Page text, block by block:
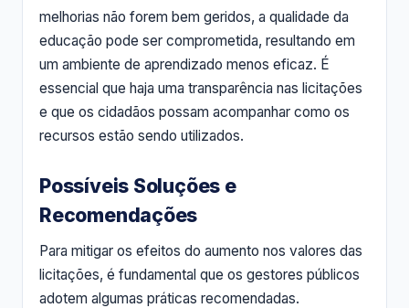
melhorias não forem bem geridos, a qualidade da
educação pode ser comprometida, resultando em
um ambiente de aprendizado menos eficaz. É
essencial que haja uma transparência nas licitações
e que os cidadãos possam acompanhar como os
recursos estão sendo utilizados.
Possíveis Soluções e
Recomendações
Para mitigar os efeitos do aumento nos valores das
licitações, é fundamental que os gestores públicos
adotem algumas práticas recomendadas.